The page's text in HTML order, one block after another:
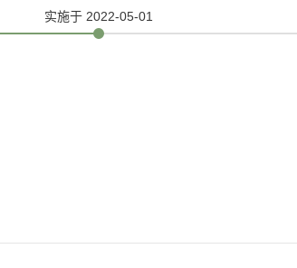
实施于 2022-05-01